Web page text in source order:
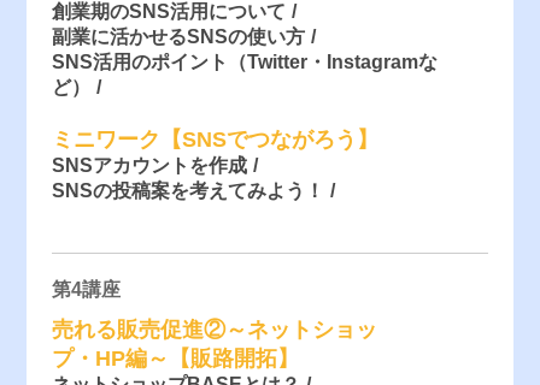
創業期のSNS活用について
副業に活かせるSNSの使い方
SNS活用のポイント（Twitter・Instagramな
ど）
ミニワーク【SNSでつながろう】
SNSアカウントを作成
SNSの投稿案を考えてみよう！
第4講座
売れる販売促進②～ネットショッ
プ・HP編～【販路開拓】